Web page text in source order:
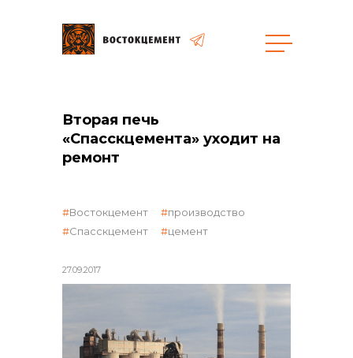
Закупки
общая информация
объявленные закупки
Вторая печь
«Спасскцемента» уходит на
ремонт
27.09.2017
Востокцемент
производство
Спасскцемент
цемент